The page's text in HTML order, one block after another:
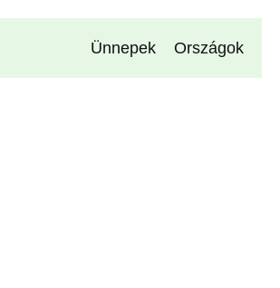
Ünnepek Országok